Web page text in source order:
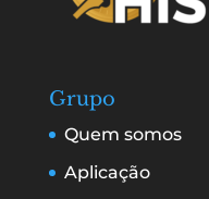
Grupo
Quem somos
Aplicação